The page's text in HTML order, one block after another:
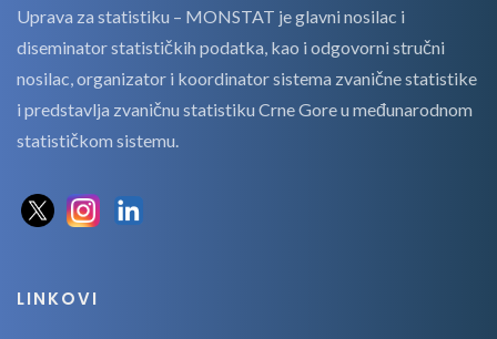
Uprava za statistiku – MONSTAT je glavni nosilac i
diseminator statističkih podatka, kao i odgovorni stručni
nosilac, organizator i koordinator sistema zvanične statistike
i predstavlja zvaničnu statistiku Crne Gore u međunarodnom
statističkom sistemu.
LINKOVI